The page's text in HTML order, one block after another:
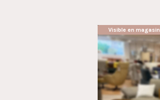
AUBAINE !
Visible en magasin